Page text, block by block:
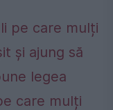
pe care mulți
și ajung să
legea
care mulți